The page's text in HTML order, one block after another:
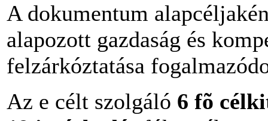
A dokumentum
alapozott gazdaság és
felzárkóztatása
Az e célt szolgáló 6 fõ